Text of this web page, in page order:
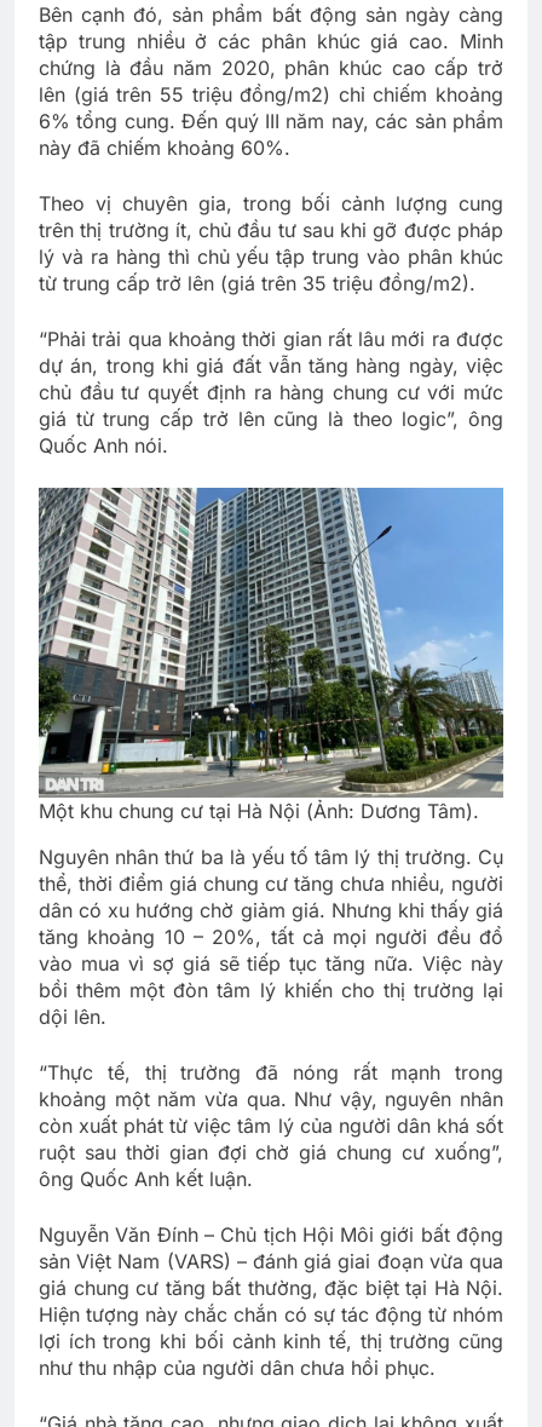
Bên cạnh đó, sản phẩm bất động sản ngày càng
tập trung nhiều ở các phân khúc giá cao. Minh
chứng là đầu năm 2020, phân khúc cao cấp trở
lên (giá trên 55 triệu đồng/m2) chỉ chiếm khoảng
6% tổng cung. Đến quý III năm nay, các sản phẩm
này đã chiếm khoảng 60%.
Theo vị chuyên gia, trong bối cảnh lượng cung
trên thị trường ít, chủ đầu tư sau khi gỡ được pháp
lý và ra hàng thì chủ yếu tập trung vào phân khúc
từ trung cấp trở lên (giá trên 35 triệu đồng/m2).
“Phải trải qua khoảng thời gian rất lâu mới ra được
dự án, trong khi giá đất vẫn tăng hàng ngày, việc
chủ đầu tư quyết định ra hàng chung cư với mức
giá từ trung cấp trở lên cũng là theo logic”, ông
Quốc Anh nói.
Một khu chung cư tại Hà Nội (Ảnh: Dương Tâm).
Nguyên nhân thứ ba là yếu tố tâm lý thị trường. Cụ
thể, thời điểm giá chung cư tăng chưa nhiều, người
dân có xu hướng chờ giảm giá. Nhưng khi thấy giá
tăng khoảng 10 – 20%, tất cả mọi người đều đổ
vào mua vì sợ giá sẽ tiếp tục tăng nữa. Việc này
bồi thêm một đòn tâm lý khiến cho thị trường lại
dội lên.
“Thực tế, thị trường đã nóng rất mạnh trong
khoảng một năm vừa qua. Như vậy, nguyên nhân
còn xuất phát từ việc tâm lý của người dân khá sốt
ruột sau thời gian đợi chờ giá chung cư xuống”,
ông Quốc Anh kết luận.
Nguyễn Văn Đính – Chủ tịch Hội Môi giới bất động
sản Việt Nam (VARS) – đánh giá giai đoạn vừa qua
giá chung cư tăng bất thường, đặc biệt tại Hà Nội.
Hiện tượng này chắc chắn có sự tác động từ nhóm
lợi ích trong khi bối cảnh kinh tế, thị trường cũng
như thu nhập của người dân chưa hồi phục.